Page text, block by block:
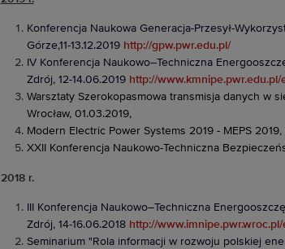
Konferencja Naukowa Generacja-Przesył-
Górze,11-13.12.2019 http://gpw.pwr.edu.pl/
IV Konferencja Naukowo–Techniczna
Zdrój, 12-14.06.2019 http://www.kmnipe.pwr.edu.pl/
Warsztaty Szerokopasmowa transmisja danych w
Wrocław, 01.03.2019,
Modern Electric Power Systems 2019 - MEPS 2019,
XXII Konferencja Naukowo-Techniczna
2018 r.
III Konferencja Naukowo–Techniczna
Zdrój, 14-16.06.2018 http://www.imnipe.pwr.wroc.pl/
Seminarium "Rola informacji w rozwoju polskiej